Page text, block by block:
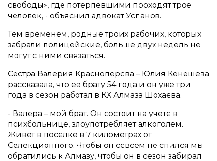
свободы», где потерпевшими проходят трое
человек, - объяснил адвокат Успанов.
Тем временем, родные троих рабочих, которых
забрали полицейские, больше двух недель не
могут с ними связаться.
Сестра Валерия Красноперова – Юлия Кенешева
рассказала, что ее брату 54 года и он уже три
года в сезон работал в КХ Алмаза Шохаева.
- Валера – мой брат. Он состоит на учете в
психбольнице, злоупотребляет алкоголем.
Живет в поселке в 7 километрах от
Селекционного. Чтобы он совсем не спился мы
обратились к Алмазу, чтобы он в сезон забирал